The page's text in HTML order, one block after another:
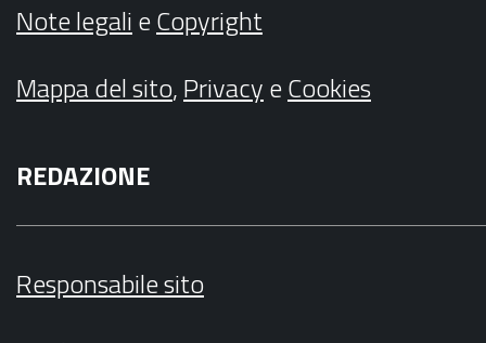
Note legalieCopyright
Mappa del sito,PrivacyeCookies
REDAZIONE
Responsabile sito